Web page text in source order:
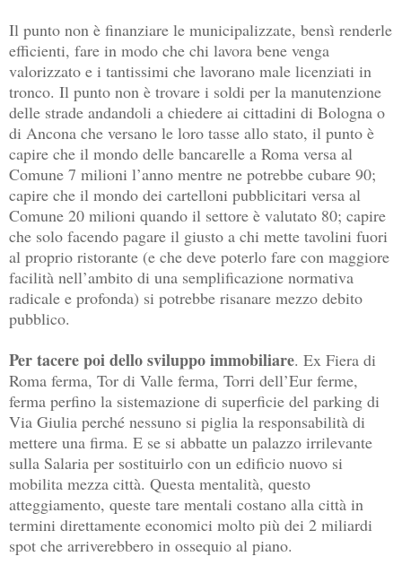
Il punto non è finanziare le municipalizzate, bensì renderle
efficienti, fare in modo che chi lavora bene venga
valorizzato e i tantissimi che lavorano male licenziati in
tronco. Il punto non è trovare i soldi per la manutenzione
delle strade andandoli a chiedere ai cittadini di Bologna o
di Ancona che versano le loro tasse allo stato, il punto è
capire che il mondo delle bancarelle a Roma versa al
Comune 7 milioni l’anno mentre ne potrebbe cubare 90;
capire che il mondo dei cartelloni pubblicitari versa al
Comune 20 milioni quando il settore è valutato 80; capire
che solo facendo pagare il giusto a chi mette tavolini fuori
al proprio ristorante (e che deve poterlo fare con maggiore
facilità nell’ambito di una semplificazione normativa
radicale e profonda) si potrebbe risanare mezzo debito
pubblico.
Per tacere poi dello sviluppo immobiliare. Ex Fiera di
Roma ferma, Tor di Valle ferma, Torri dell’Eur ferme,
ferma perfino la sistemazione di superficie del parking di
Via Giulia perché nessuno si piglia la responsabilità di
mettere una firma. E se si abbatte un palazzo irrilevante
sulla Salaria per sostituirlo con un edificio nuovo si
mobilita mezza città. Questa mentalità, questo
atteggiamento, queste tare mentali costano alla città in
termini direttamente economici molto più dei 2 miliardi
spot che arriverebbero in ossequio al piano.